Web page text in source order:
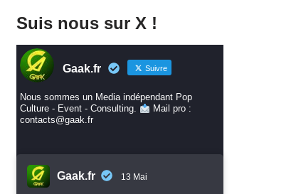
Suis nous sur X !
Gaak.fr Suivre
Nous sommes un Media indépendant Pop
Culture - Event - Consulting.
Mail pro :
contacts@gaak.fr
Gaak.fr 13 Mai